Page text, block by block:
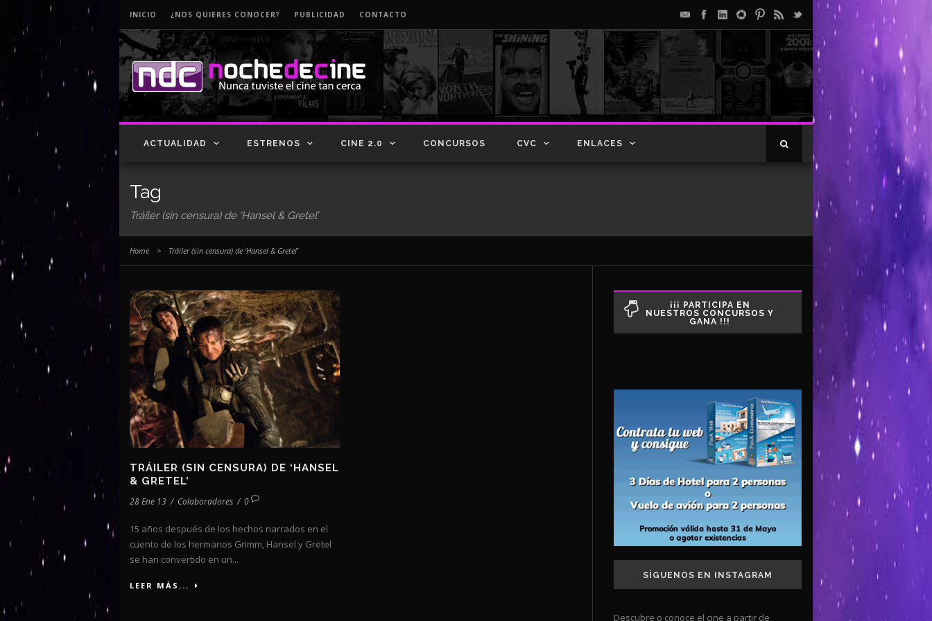
INICIO ¿NOS QUIERES CONOCER? PUBLICIDAD CONTACTO
ACTUALIDAD ESTRENOS CINE 2.0 CONCURSOS CVC ENLACES
Tag
Tráiler (sin censura) de ‘Hansel & Gretel’
Home > Tráiler (sin censura) de ‘Hansel & Gretel’
TRÁILER (SIN CENSURA) DE ‘HANSEL
& GRETEL’
28 Ene 13 / Colaboradores / 0
15 años después de los hechos narrados en el
cuento de los hermanos Grimm, Hansel y Gretel
se han convertido en un...
LEER MÁS...
¡¡¡ PARTICIPA EN
NUESTROS CONCURSOS Y
GANA !!!
SÍGUENOS EN INSTAGRAM
Descubre o conoce el cine a partir de